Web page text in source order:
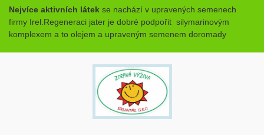
Nejvíce aktivních látek se nachází v upravených semenech
firmy Irel.Regeneraci jater je dobré podpořit silymarinovým
komplexem a to olejem a upraveným semenem doromady